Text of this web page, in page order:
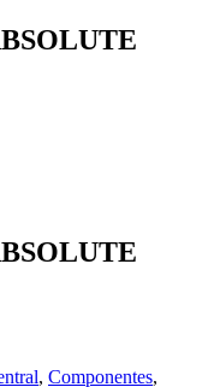
, Componentes,